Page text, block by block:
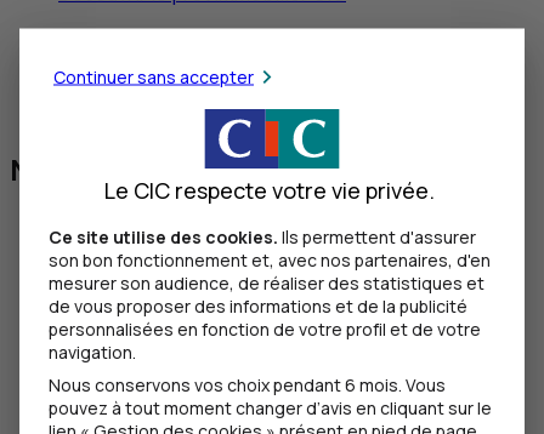
Pas de montant minimum ou maximum
Nos conseils pratiques
Continuer sans accepter
Le CIC respecte votre vie privée.
Ce site utilise des cookies. Ils permettent d'assurer
son bon fonctionnement et, avec nos partenaires, d'en
mesurer son audience, de réaliser des statistiques et
de vous proposer des informations et de la publicité
personnalisées en fonction de votre profil et de votre
navigation.
Nous conservons vos choix pendant 6 mois. Vous
pouvez à tout moment changer d’avis en cliquant sur le